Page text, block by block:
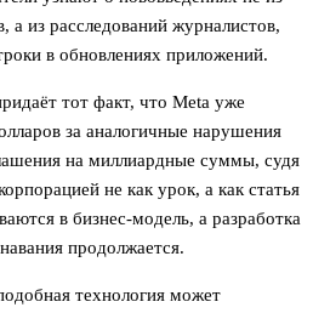
а из расследований журналистов,
в обновлениях приложений.
тот факт, что Meta уже
за аналогичные нарушения
на миллиардные суммы, судя
не как урок, а как статья
в бизнес-модель, а разработка
продолжается.
технология может